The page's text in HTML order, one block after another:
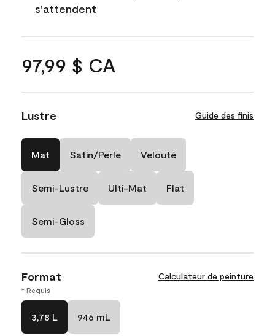
s'attendent
97,99 $ CA
Lustre Guide des finis
Mat Satin/Perle Velouté
Semi-Lustre Ulti-Mat Flat
Semi-Gloss
Format Calculateur de peinture
* Requis
3,78 L 946 mL